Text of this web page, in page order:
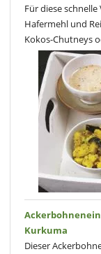
Für diese
Hafermehl und
Kokos-Chutneys
Kurkuma
Dieser